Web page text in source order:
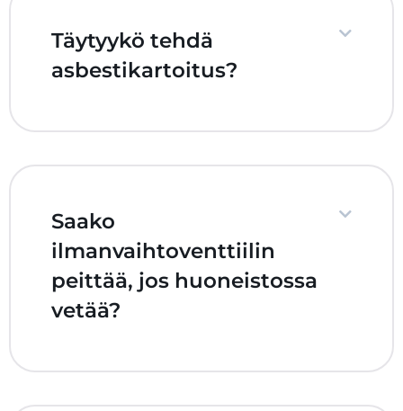
Täytyykö tehdä
asbestikartoitus?
Saako
ilmanvaihtoventtiilin
peittää, jos huoneistossa
vetää?